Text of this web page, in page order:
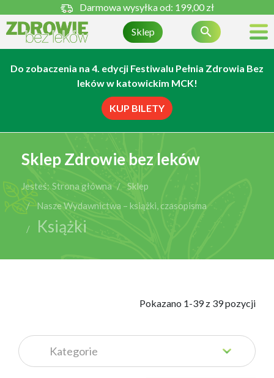
Darmowa wysyłka od: 199,00 zł
Sklep 
Do zobaczenia na 4. edycji Festiwalu Pełnia Zdrowia Bez
leków w katowickim MCK!
KUP BILETY
Sklep Zdrowie bez leków
Jesteś: Strona główna
Sklep
Nasze Wydawnictwa – książki, czasopisma
Książki
            Pokazano 1-39 z 39 pozycji